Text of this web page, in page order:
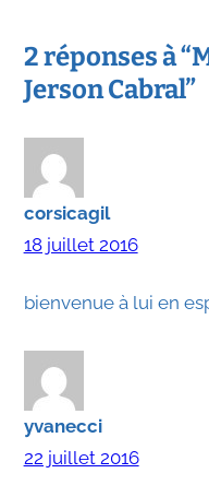
2 réponses à
Jerson Cabral”
corsicagil
18 juillet 2016
bienvenue à lui en
yvanecci
22 juillet 2016